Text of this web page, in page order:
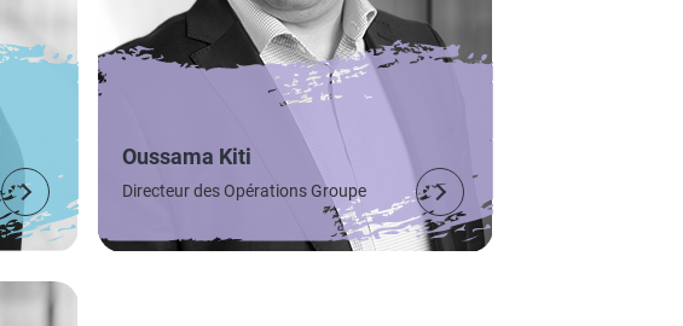
Oussama Kiti
Directeur des Opérations Groupe